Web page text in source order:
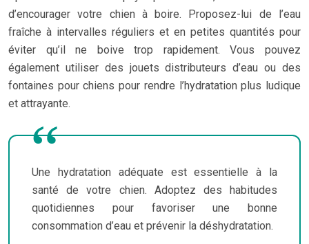
d’encourager votre chien à boire. Proposez-lui de l’eau
fraîche à intervalles réguliers et en petites quantités pour
éviter qu’il ne boive trop rapidement. Vous pouvez
également utiliser des jouets distributeurs d’eau ou des
fontaines pour chiens pour rendre l’hydratation plus ludique
et attrayante.
Une hydratation adéquate est essentielle à la
santé de votre chien. Adoptez des habitudes
quotidiennes pour favoriser une bonne
consommation d’eau et prévenir la déshydratation.